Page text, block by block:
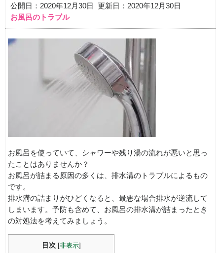
公開日：2020年12月30日 更新日：2020年12月30日
お風呂のトラブル
お風呂を使っていて、シャワーや残り湯の流れが悪いと思っ
たことはありませんか？
お風呂が詰まる原因の多くは、排水溝のトラブルによるもの
です。
排水溝の詰まりがひどくなると、最悪な場合排水が逆流して
しまいます。予防も含めて、お風呂の排水溝が詰まったとき
の対処法を考えてみましょう。
目次 非表示]